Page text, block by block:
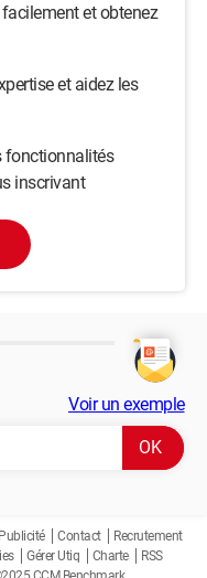
et obtenez
et aidez les
fonctionnalités
inscrivant
Voir un exemple
Publicité Contact
Recrutement
Gérer Utiq Charte
RSS